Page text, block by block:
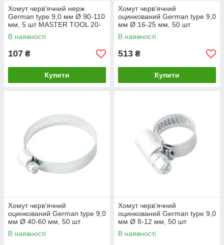
Хомут черв'ячний нерж
German type 9,0 мм Ø 90-110
мм, 5 шт MASTER TOOL 20-
1949
В наявності
107 ₴
Купити
Хомут черв'ячний
оцинкований German type 9,0
мм Ø 16-25 мм, 50 шт
MASTER TOOL 20-1979
В наявності
513 ₴
Купити
Хомут черв'ячний
оцинкований German type 9,0
мм Ø 40-60 мм, 50 шт
MASTERTOOL 20-1983
В наявності
Хомут черв'ячний
оцинкований German type 9,0
мм Ø 8-12 мм, 50 шт
MASTER TOOL 20-1976
В наявності